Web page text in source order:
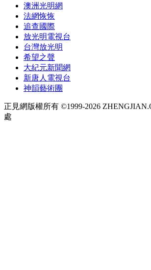
澳洲光明網
法網恢恢
追查國際
放光明電視台
台灣放光明
希望之聲
大紀元新聞網
新唐人電視台
神韻藝術團
正見網版權所有 ©1999-2026
處